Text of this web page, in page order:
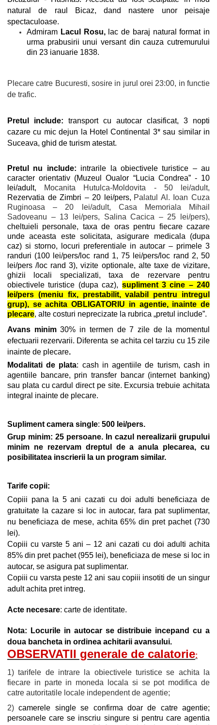
natural de raul Bicaz, dand nastere unor peisaje
spectaculoase.
Admiram Lacul Rosu, lac de baraj natural format in
urma prabusirii unui versant din cauza cutremurului
din 23 ianuarie 1838.
Plecare catre Bucuresti, sosire in jurul orei 23:00, in functie
de trafic.
Pretul include: transport cu autocar clasificat, 3 nopti
cazare cu mic dejun la Hotel Continental 3* sau similar in
Suceava, ghid de turism atestat.
Pretul nu include: intrarile la obiectivele turistice – au
caracter orientativ (Muzeul Oualor “Lucia Condrea” - 10
lei/adult,
Mocanita Hutulca-Moldovita - 50 lei/adult,
Rezervatia de Zimbri – 20 lei/pers, Palatul Al. Ioan Cuza
Ruginoasa – 20 lei/adult, Casa Memoriala Mihail
Sadoveanu – 13 lei/pers, Salina Cacica – 25 lei/pers),
cheltuieli personale, taxa de oras pentru fiecare cazare
unde aceasta este solicitata, asigurare medicala (dupa
caz) si storno, locuri preferentiale in autocar – primele 3
randuri (100 lei/pers/loc rand 1, 75 lei/pers/loc rand 2, 50
lei/pers /loc rand 3), vizite optionale, alte taxe de vizitare,
ghizii locali specializati, taxa de rezervare pentru
obiectivele turistice (dupa caz), supliment 3 cine – 240
lei/pers (meniu fix, prestabilit, valabil pentru intregul
grup), se achita OBLIGATORIU in agentie, inainte de
plecare, alte costuri neprecizate la rubrica „pretul include”.
Avans minim30% in termen de 7 zile de la momentul
efectuarii rezervarii. Diferenta se achita cel tarziu cu 15 zile
inainte de plecare.
Modalitati de plata: cash in agentiile de turism, cash in
agentiile bancare, prin transfer bancar (internet banking)
sau plata cu cardul direct pe site. Excursia trebuie achitata
integral inainte de plecare.
Supliment camera single: 500 lei/pers.
Grup minim: 25 persoane. In cazul nerealizarii grupului
minim ne rezervam dreptul de a anula plecarea, cu
posibilitatea inscrierii la un program similar.
Tarife copii:
Copiii pana la 5 ani cazati cu doi adulti beneficiaza de
gratuitate la cazare si loc in autocar, fara pat suplimentar,
nu beneficiaza de mese, achita 65% din pret pachet (730
lei).
Copiii cu varste 5 ani – 12 ani cazati cu doi adulti achita
85% din pret pachet (955 lei), beneficiaza de mese si loc in
autocar, se asigura pat suplimentar.
Copiii cu varsta peste 12 ani sau copiii insotiti de un singur
adult achita pret intreg.
Acte necesare: carte de identitate.
Nota: Locurile in autocar se distribuie incepand cu a
doua bancheta in ordinea achitarii avansului.
OBSERVATII generale de calatorie:
1) tarifele de intrare la obiectivele turistice se achita la
fiecare in parte in moneda locala si se pot modifica de
catre autoritatile locale independent de agentie;
2)camerele single se confirma doar de catre agentie;
persoanele care se inscriu singure si pentru care agentia